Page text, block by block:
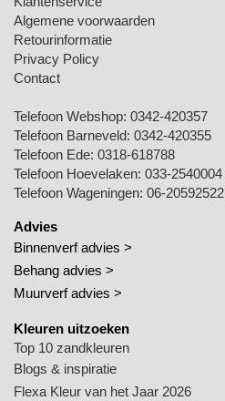
Algemene voorwaarden
Retourinformatie
Privacy Policy
Contact
Telefoon Webshop: 0342-420357
Telefoon Barneveld: 0342-420355
Telefoon Ede: 0318-618788
Telefoon Hoevelaken: 033-2540004
Telefoon Wageningen: 06-20592522
Advies
Binnenverf advies >
Behang advies >
Muurverf advies >
Kleuren uitzoeken
Top 10 zandkleuren
Blogs & inspiratie
Flexa Kleur van het Jaar 2026